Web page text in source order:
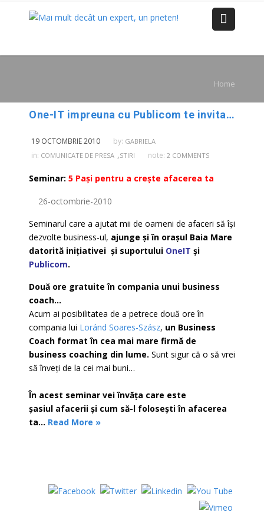
Home
One-IT impreuna cu Publicom te invita la Seminar gratuit pentru oameni de afaceri in Baia Mare
19 OCTOMBRIE 2010 by: GABRIELA
in: COMUNICATE DE PRESA ,STIRI note: 2 COMMENTS
Seminar: 5 Paşi pentru a creşte afacerea ta
26-octombrie-2010
Seminarul care a ajutat mii de oameni de afaceri să își
dezvolte business-ul, ajunge și în orașul Baia Mare
datorită iniţiativei şi suportului OneIT şi
Publicom.
Două ore gratuite în compania unui business
coach…
Acum ai posibilitatea de a petrece două ore în
compania lui Loránd Soares-Szász, un Business
Coach format în cea mai mare firmă de
business coaching din lume. Sunt sigur că o să vrei
să înveți de la cei mai buni…
În acest seminar vei învăța care este
șasiul afacerii și cum să-l folosești în afacerea
ta… Read More »